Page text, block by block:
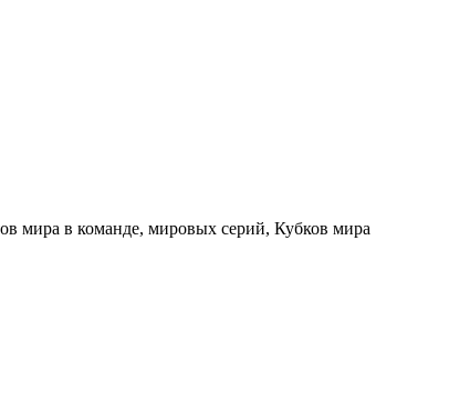
мира в команде, мировых серий, Кубков мира